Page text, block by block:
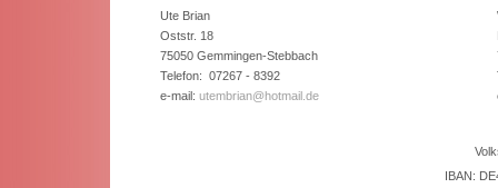
Ute Brian
Oststr. 18
75050 Gemmingen-Stebbach
Telefon: 07267 - 8392
e-mail: utembrian@hotmail.de
IBAN: